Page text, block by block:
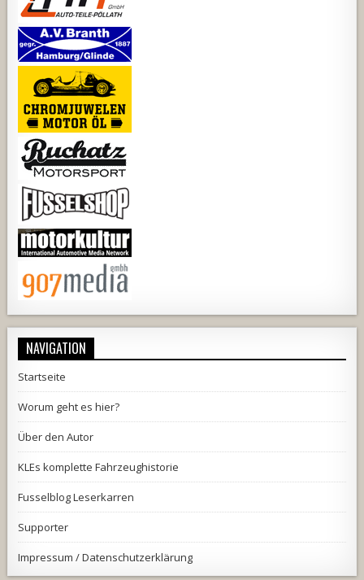
NAVIGATION
Startseite
Worum geht es hier?
Über den Autor
KLEs komplette Fahrzeughistorie
Fusselblog Leserkarren
Supporter
Impressum / Datenschutzerklärung